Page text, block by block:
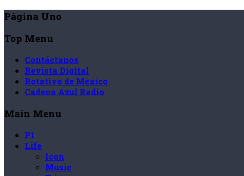
Página Uno
Top Menu
Contáctanos
Revista Digital
Rotativo de México
Cadena Azul Radio
Main Menu
P1
Life
Icon
Music